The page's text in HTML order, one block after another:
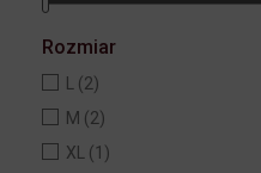
Rozmiar
(2)
M (2)
XL (1)